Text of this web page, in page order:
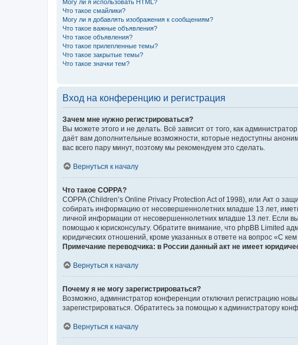
Могу ли я использовать HTML?
Что такое смайлики?
Могу ли я добавлять изображения к сообщениям?
Что такое важные объявления?
Что такое объявления?
Что такое прилепленные темы?
Что такое закрытые темы?
Что такое значки тем?
Вход на конференцию и регистрация
Зачем мне нужно регистрироваться?
Вы можете этого и не делать. Всё зависит от того, как
даёт вам дополнительные возможности, которые недоступны
вас всего пару минут, поэтому мы рекомендуем это сделать.
Вернуться к началу
Что такое COPPA?
COPPA (Children’s Online Privacy Protection Act of 1998), или Акт о
собирать информацию от несовершеннолетних младше 13 лет,
личной информации от несовершеннолетних младше 13 лет. Если
помощью к юрисконсульту. Обратите внимание, что phpBB Limited
юридических отношений, кроме указанных в ответе на вопрос «С
Примечание переводчика: в России данный акт не имеет
Вернуться к началу
Почему я не могу зарегистрироваться?
Возможно, администратор конференции отключил регистрацию
зарегистрироваться. Обратитесь за помощью к администратору
Вернуться к началу